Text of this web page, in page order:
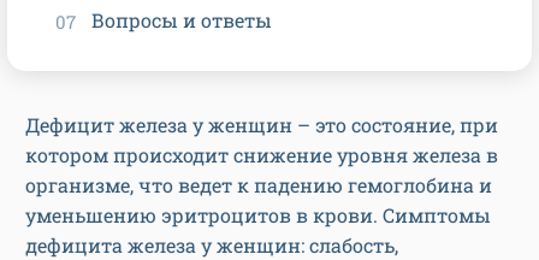
Дефицит железа у женщин – это состояние, при
котором происходит снижение уровня железа в
организме, что ведет к падению гемоглобина и
уменьшению эритроцитов в крови. Симптомы
дефицита железа у женщин: слабость,
Вопросы и ответы